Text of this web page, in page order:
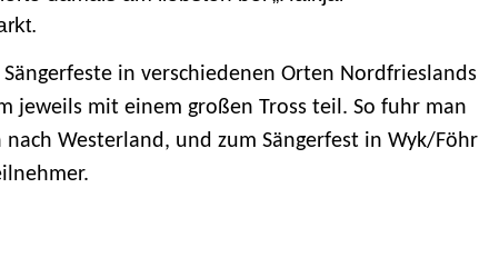
in verschiedenen Orten Nordfrieslands
jeweils mit einem großen Tross teil. So fuhr man
Westerland, und zum Sängerfest in Wyk/Föhr